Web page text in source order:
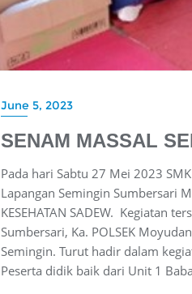
June 5, 2023
SENAM MASSAL
Pada hari Sabtu 27 Mei 2023
Lapangan Semingin Sumbersari
KESEHATAN SADEW. Kegiatan
Sumbersari, Ka. POLSEK
Semingin. Turut hadir dalam
Peserta didik baik dari Unit 1